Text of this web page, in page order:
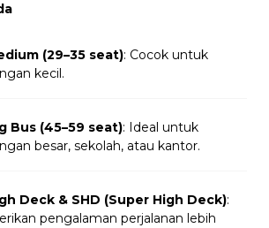
(29–35 seat): Cocok untuk
kecil.
Bus (45–59 seat): Ideal untuk
besar, sekolah, atau kantor.
Deck & SHD (Super High Deck):
pengalaman perjalanan lebih